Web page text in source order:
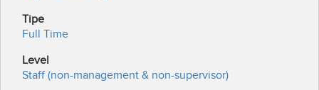
Tipe
Full Time
Level
Staff (non-management & non-supervisor)